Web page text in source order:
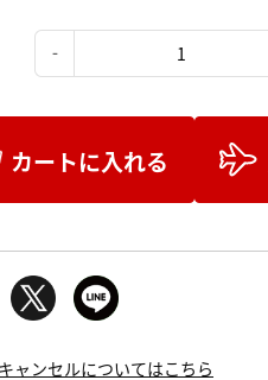
カートに入れる
ャンセルについてはこちら